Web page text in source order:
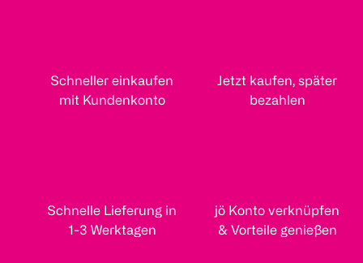
Schneller einkaufen
mit Kundenkonto
Jetzt kaufen, später
bezahlen
Schnelle Lieferung in
1-3 Werktagen
jö Konto verknüpfen
& Vorteile genießen